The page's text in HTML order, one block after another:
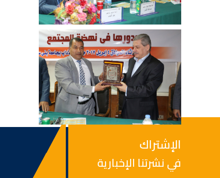
الإشتراك
في نشرتنا الإخبارية